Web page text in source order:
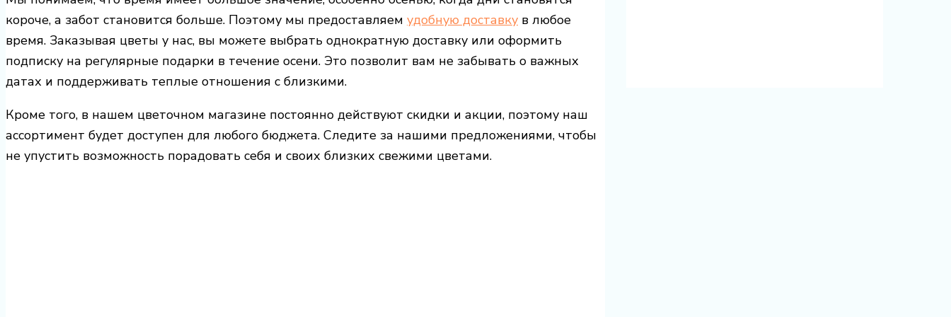
короче, а забот становится больше. Поэтому мы предоставляем удобную доставку в любое
время. Заказывая цветы у нас, вы можете выбрать однократную доставку или оформить
подписку на регулярные подарки в течение осени. Это позволит вам не забывать о важных
датах и поддерживать теплые отношения с близкими.
Кроме того, в нашем цветочном магазине постоянно действуют скидки и акции, поэтому наш
ассортимент будет доступен для любого бюджета. Следите за нашими предложениями, чтобы
не упустить возможность порадовать себя и своих близких свежими цветами.